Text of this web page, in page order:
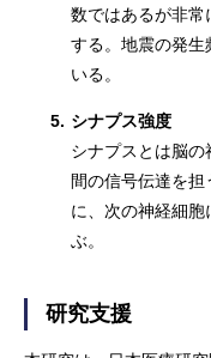
数ではあるが非常
する。地震の発生
いる。
5. シナプス強度
シナプスとは脳
間の信号伝達を担
に、次の神経細
ぶ。
研究支援